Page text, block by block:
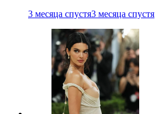
3 месяца спустя3 месяца спустя